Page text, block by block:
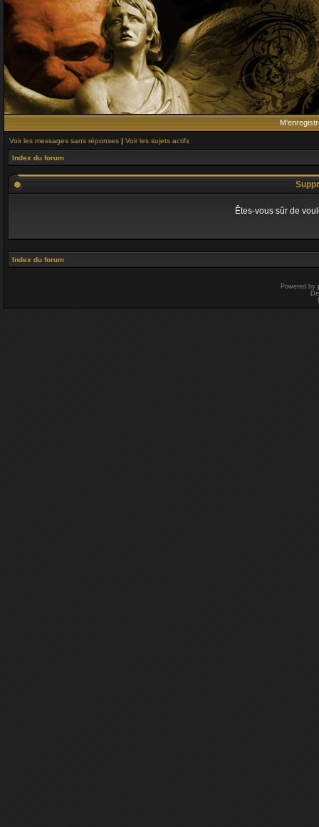
Voir les messages sans réponses | Voir les sujets actifs
Index du forum
Êtes-vous sûr de
Index du forum
Powered by